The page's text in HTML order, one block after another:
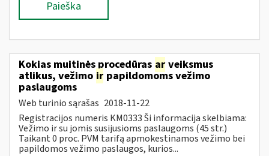
Paieška
Kokias muitinės procedūras ar veiksmus
atlikus, vežimo ir papildomoms vežimo
paslaugoms
Web turinio sąrašas 2018-11-22
Registracijos numeris KM0333 Ši informacija skelbiama:
Vežimo ir su jomis susijusioms paslaugoms (45 str.)
Taikant 0 proc. PVM tarifą apmokestinamos vežimo bei
papildomos vežimo paslaugos, kurios...